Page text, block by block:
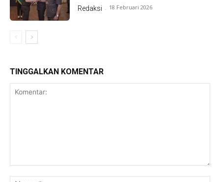
Redaksi - 18 Februari 2026
TINGGALKAN KOMENTAR